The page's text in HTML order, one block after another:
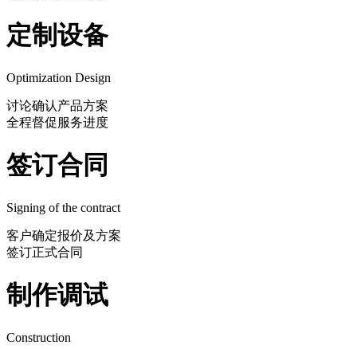
定制设备
Optimization Design
讨论确认产品方案
全程督促服务进度
签订合同
Signing of the contract
客户确定报价及方案
签订正式合同
制作调试
Construction